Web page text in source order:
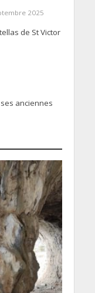
2025
de St Victor
anciennes